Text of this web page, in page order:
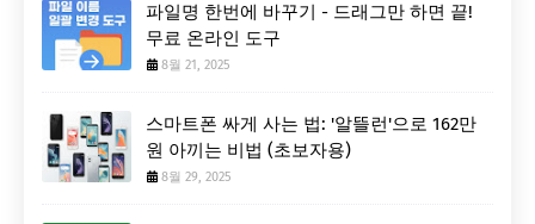
파일명 한번에 바꾸기 - 드래그만 하면 끝!
무료 온라인 도구
8월 21, 2025
스마트폰 싸게 사는 법: '알뜰런'으로 162만
원 아끼는 비법 (초보자용)
8월 29, 2025